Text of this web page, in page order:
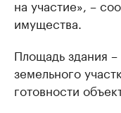
на участие», –
имущества.
Площадь здания
земельного
готовности